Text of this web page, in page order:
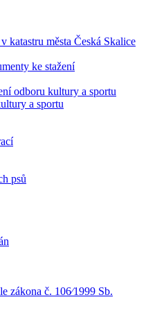
katastru města Česká Skalice
ke stažení
odboru kultury a sportu
a sportu
psů
zákona č. 106⁄1999 Sb.